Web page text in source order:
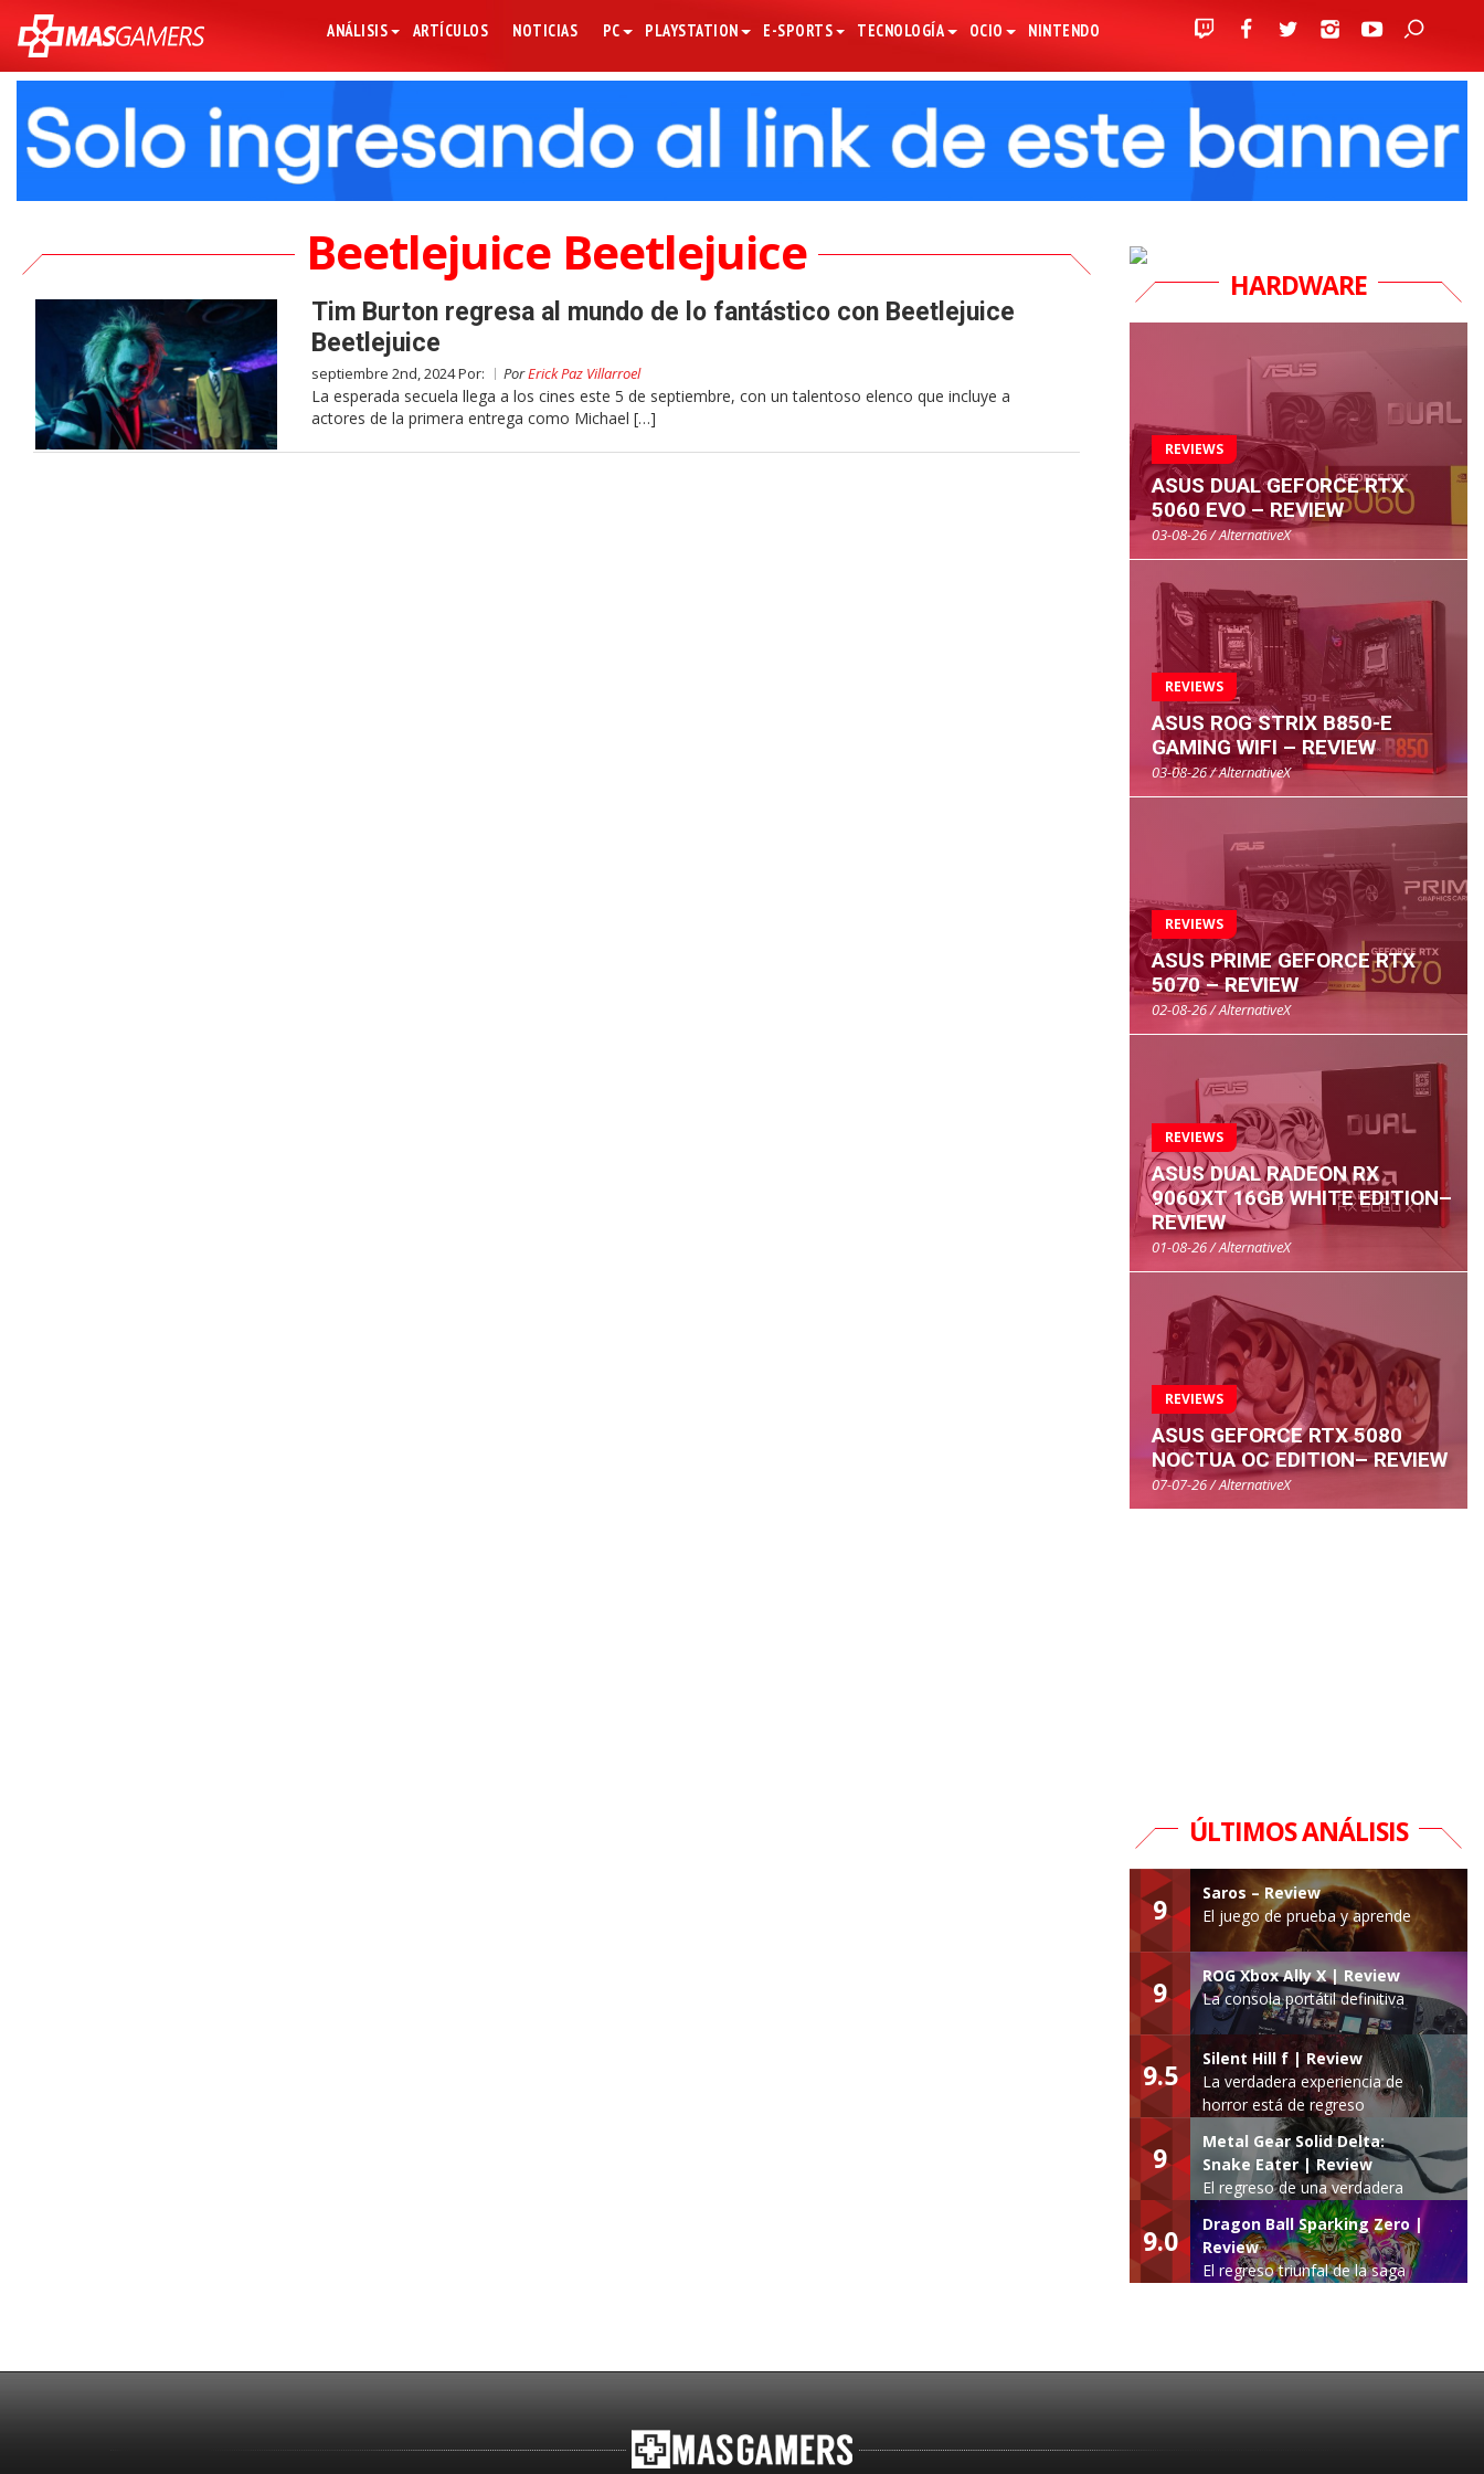
ANÁLISIS ARTÍCULOS NOTICIAS PC PLAYSTATION E-SPORTS TECNOLOGÍA OCIO NINTENDO
Beetlejuice Beetlejuice
Tim Burton regresa al mundo de lo fantástico con Beetlejuice
Beetlejuice
septiembre 2nd, 2024 Por: PorErick Paz Villarroel
La esperada secuela llega a los cines este 5 de septiembre, con un talentoso elenco que incluye a
actores de la primera entrega como Michael […]
HARDWARE
REVIEWS
ASUS DUAL GEFORCE RTX
5060 EVO – REVIEW
03-08-26 / AlternativeX
REVIEWS
ASUS ROG STRIX B850-E
GAMING WIFI – REVIEW
03-08-26 / AlternativeX
REVIEWS
ASUS PRIME GEFORCE RTX
5070 – REVIEW
02-08-26 / AlternativeX
REVIEWS
ASUS DUAL RADEON RX
9060XT 16GB WHITE EDITION–
REVIEW
01-08-26 / AlternativeX
REVIEWS
ASUS GEFORCE RTX 5080
NOCTUA OC EDITION– REVIEW
07-07-26 / AlternativeX
ÚLTIMOS ANÁLISIS
9
Saros – Review
El juego de prueba y aprende
9
ROG Xbox Ally X | Review
La consola portátil definitiva
9.5
Silent Hill f | Review
La verdadera experiencia de
horror está de regreso
9
Metal Gear Solid Delta:
Snake Eater | Review
El regreso de una verdadera
leyenda
9.0
Dragon Ball Sparking Zero |
Review
El regreso triunfal de la saga